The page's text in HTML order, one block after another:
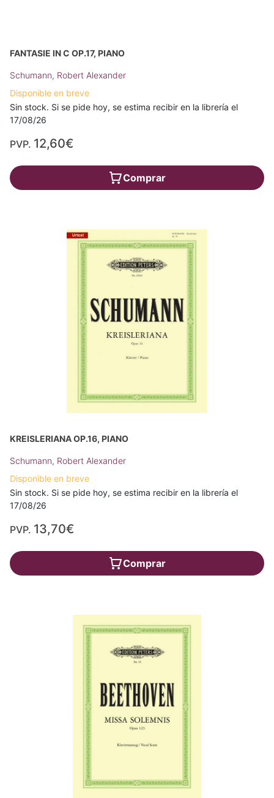
FANTASIE IN C OP.17, PIANO
Schumann, Robert Alexander
Disponible en breve
Sin stock. Si se pide hoy, se estima recibir en la librería el
17/08/26
PVP. 12,60€
Comprar
KREISLERIANA OP.16, PIANO
Schumann, Robert Alexander
Disponible en breve
Sin stock. Si se pide hoy, se estima recibir en la librería el
17/08/26
PVP. 13,70€
Comprar